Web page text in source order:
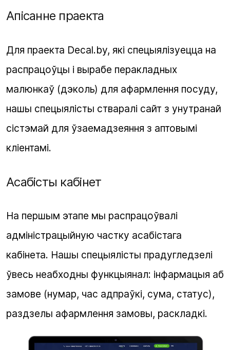
Апісанне праекта
Для праекта Decal.by, які спецыялізуецца на
распрацоўцы і вырабе перакладных
малюнкаў (дэколь) для афармлення посуду,
нашы спецыялісты стваралі сайт з унутранай
сістэмай для ўзаемадзеяння з аптовымі
кліентамі.
Асабісты кабінет
На першым этапе мы распрацоўвалі
адміністрацыйную частку асабістага
кабінета. Нашы спецыялісты прадугледзелі
ўвесь неабходны функцыянал: інфармацыя аб
замове (нумар, час адпраўкі, сума, статус),
раздзелы афармлення замовы, раскладкі.